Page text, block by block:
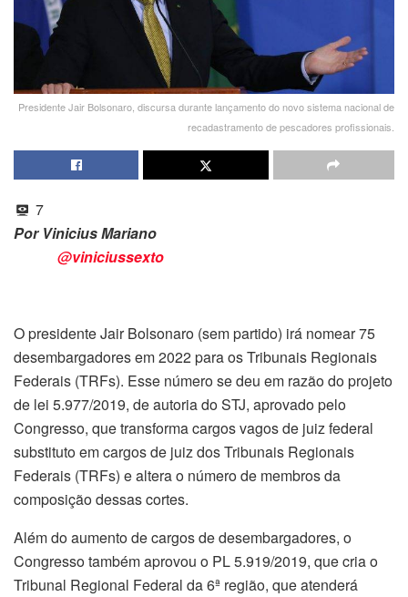
Presidente Jair Bolsonaro, discursa durante lançamento do novo sistema nacional de
recadastramento de pescadores profissionais.
7
Por Vinicius Mariano
@viniciussexto
O presidente Jair Bolsonaro (sem partido) irá nomear 75
desembargadores em 2022 para os Tribunais Regionais
Federais (TRFs). Esse número se deu em razão do projeto
de lei 5.977/2019, de autoria do STJ, aprovado pelo
Congresso, que transforma cargos vagos de juiz federal
substituto em cargos de juiz dos Tribunais Regionais
Federais (TRFs) e altera o número de membros da
composição dessas cortes.
Além do aumento de cargos de desembargadores, o
Congresso também aprovou o PL 5.919/2019, que cria o
Tribunal Regional Federal da 6ª região, que atenderá